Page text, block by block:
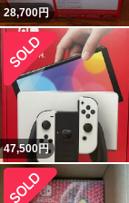
28,700円
47,500円